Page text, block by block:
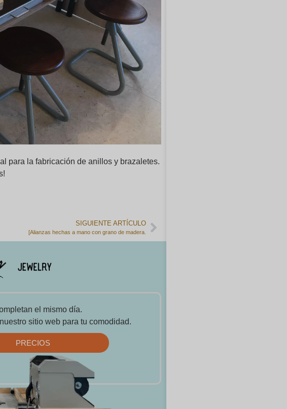
para la fabricación de anillos y brazaletes.
SIGUIENTE ARTÍCULO
[Alianzas hechas a mano con grano de madera.
el mismo día.
sitio web para tu comodidad.
PRECIOS